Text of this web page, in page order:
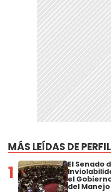
MÁS LEÍDAS DE PERFIL
1 El Senado
el
del